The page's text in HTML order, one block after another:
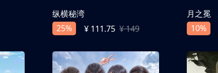
纵横秘湾
25%
¥ 111.75 ¥ 149
月之冕
10%